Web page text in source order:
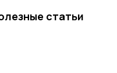
статьи